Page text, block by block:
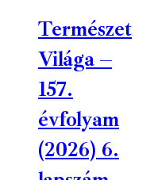
Természet
Világa –
157.
évfolyam
(2026) 6.